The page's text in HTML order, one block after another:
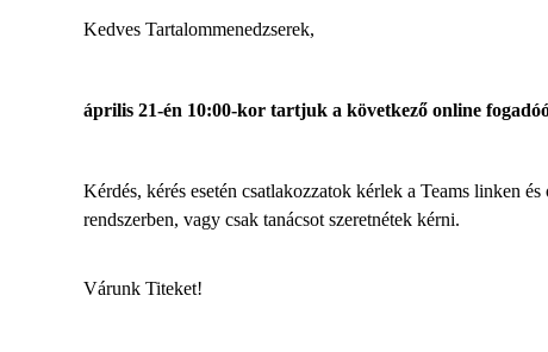
Kedves Tartalommenedzserek,
április 21-én 10:00-kor tartjuk a következő online
Kérdés, kérés esetén csatlakozzatok kérlek a Teams linken
rendszerben, vagy csak tanácsot szeretnétek kérni.
Várunk Titeket!